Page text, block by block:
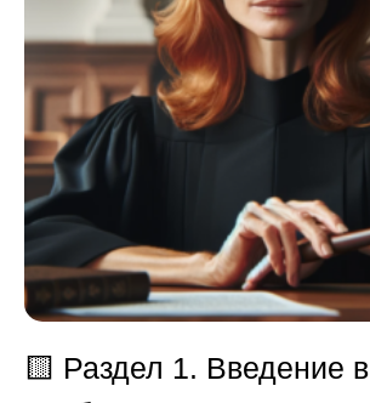
🟨 Раздел 1. Введение в